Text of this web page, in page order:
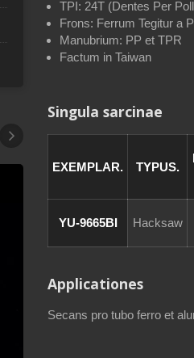
TPI: 24T (Dentes Per
Frons: Ferrum Tegitur a
Manubrium: PP et TPR
Factum in Taiwan
Singula sarcinae
EXEMPLAR. TYPUS.
YU-9665BI Hacksaw
Applicationes
Secans pro tubo ferro et